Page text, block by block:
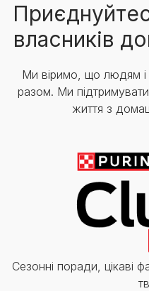
власників
Ми віримо, що людям
разом. Ми
життя з
Сезонні поради, цікаві